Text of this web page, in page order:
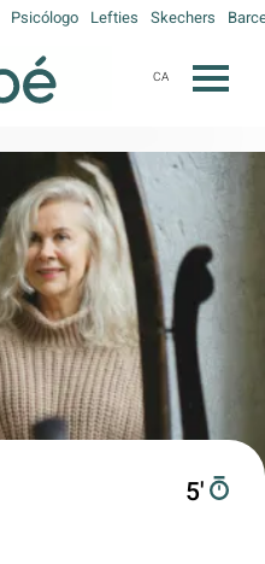
Psicólogo Lefties Skechers
CA
5′